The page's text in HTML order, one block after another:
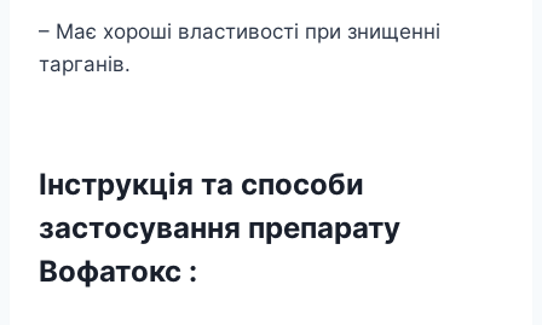
– Має хороші властивості при знищенні
тарганів.
Інструкція та способи
застосування препарату
Вофатокс :